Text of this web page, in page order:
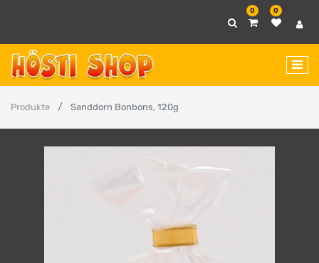
0 0
Produkte Sanddorn Bonbons, 120g